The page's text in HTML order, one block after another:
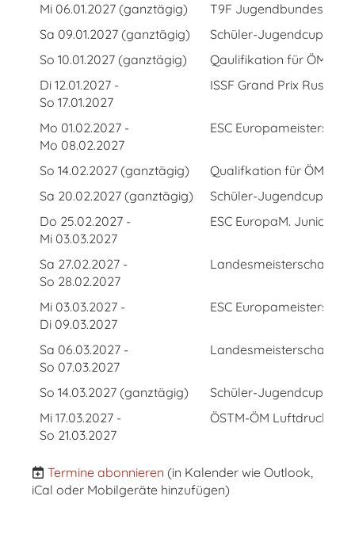
Mi 06.01.2027 (ganztägig)
T9F Jugendbundesliga
Sa 09.01.2027 (ganztägig)
Schüler-Jugendcup 3. Rd
So 10.01.2027 (ganztägig)
Qaulifikation für ÖM LG
Di 12.01.2027 -
So 17.01.2027
ISSF Grand Prix Ruse Slo
Mo 01.02.2027 -
Mo 08.02.2027
ESC
So 14.02.2027 (ganztägig)
Qualifkation für ÖM LG
Sa 20.02.2027 (ganztägig)
Schüler-Jugendcup 4. Rd
Do 25.02.2027 -
Mi 03.03.2027
ESC EuropaM. Junioren
Sa 27.02.2027 -
So 28.02.2027
Landesmeisterschaft
Mi 03.03.2027 -
Di 09.03.2027
ESC
Sa 06.03.2027 -
So 07.03.2027
Landesmeisterschaft
So 14.03.2027 (ganztägig)
Schüler-Jugendcup
Mi 17.03.2027 -
So 21.03.2027
ÖSTM-ÖM
Termine abonnieren (in Kalender wie Outlook,
iCal oder Mobilgeräte hinzufügen)